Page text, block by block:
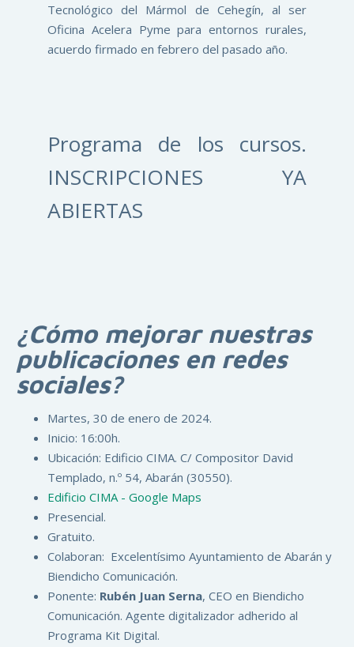
Tecnológico del Mármol de Cehegín, al ser
Oficina Acelera Pyme para entornos rurales,
acuerdo firmado en febrero del pasado año.
Programa de los cursos.
INSCRIPCIONES YA
ABIERTAS
¿Cómo mejorar nuestras
publicaciones en redes
sociales?
Martes, 30 de enero de 2024.
Inicio: 16:00h.
Ubicación: Edificio CIMA. C/ Compositor David
Templado, n.º 54, Abarán (30550).
Edificio CIMA - Google Maps
Presencial.
Gratuito.
Colaboran: Excelentísimo Ayuntamiento de Abarán y
Biendicho Comunicación.
Ponente: Rubén Juan Serna, CEO en Biendicho
Comunicación. Agente digitalizador adherido al
Programa Kit Digital.